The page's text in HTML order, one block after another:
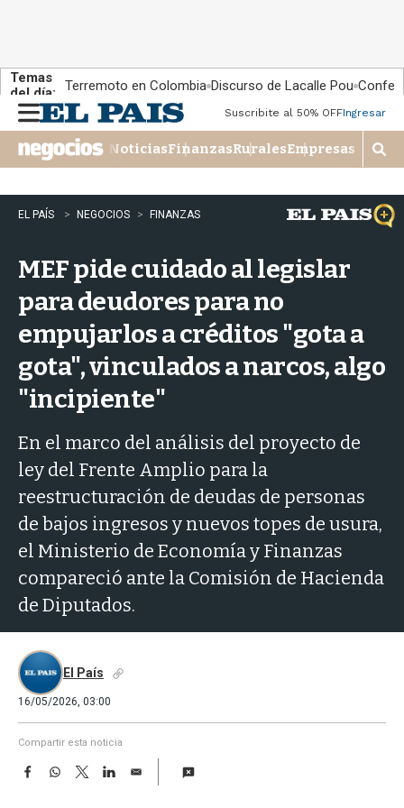
Temas
del día:
Terremoto en Colombia Discurso de Lacalle Pou
n
u
Suscribite al 50% OFFIngresar
NoticiasFinanzasRuralesEmpresas
M
o
s
t
r
e
EL PAÍS NEGOCIOS FINANZAS
MEF pide cuidado al legislar
para deudores para no
empujarlos a créditos "gota a
gota", vinculados a narcos, algo
"incipiente"
En el marco del análisis del proyecto de
ley del Frente Amplio para la
reestructuración de deudas de personas
de bajos ingresos y nuevos topes de usura,
el Ministerio de Economía y Finanzas
compareció ante la Comisión de Hacienda
de Diputados.
El País
16/05/2026, 03:00
Compartir esta noticia
F
W
T
w
L
E